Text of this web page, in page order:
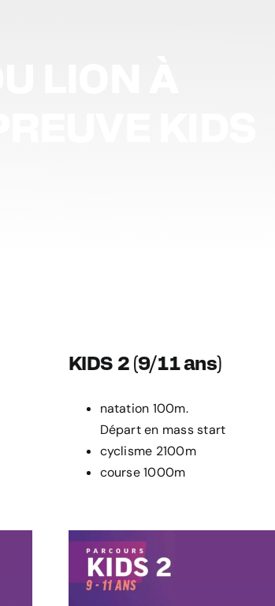
KIDS 2 (9/11 ans)
natation 100m.
Départ en mass start
cyclisme 2100m
course 1000m